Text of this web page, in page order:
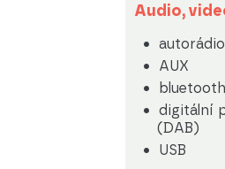
Audio,
autorádio
AUX
bluetooth
digitální
(DAB)
USB